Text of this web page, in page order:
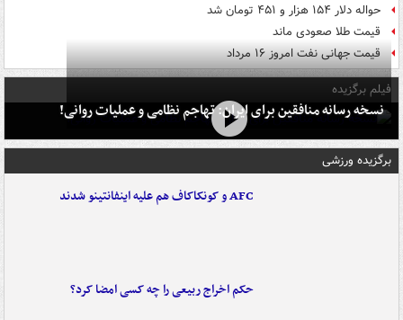
حواله دلار ۱۵۴ هزار و ۴۵۱ تومان شد
قیمت طلا صعودی ماند
قیمت جهانی نفت امروز ۱۶ مرداد
فیلم برگزیده
نسخه رسانه منافقین برای ایران: تهاجم نظامی و عملیات روانی!
برگزیده ورزشی
AFC و کونکاکاف هم علیه اینفانتینو شدند
حکم اخراج ربیعی را چه کسی امضا کرد؟